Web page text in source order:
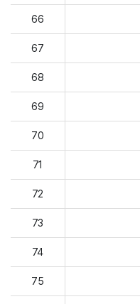
66
67
68
69
70
71
72
73
74
75